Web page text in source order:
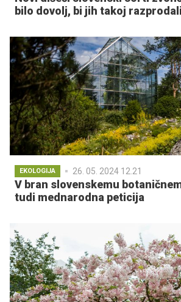
bilo dovolj, bi jih takoj razprodali
EKOLOGIJA 26. 05. 2024 12.21
V bran slovenskemu
tudi mednarodna peticija